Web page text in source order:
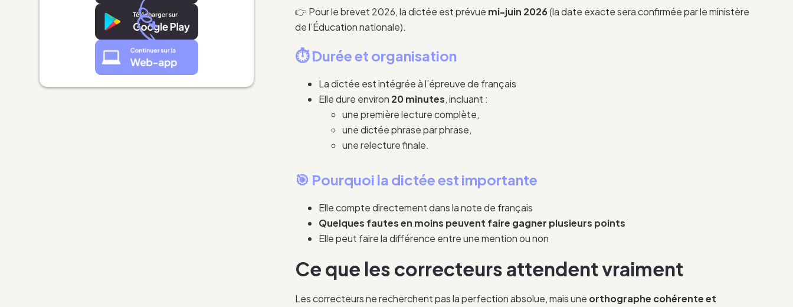
👉 Pour le brevet 2026, la dictée est prévue mi-juin 2026(la date exacte sera confirmée par le ministère
de l’Éducation nationale).
⏱️ Durée et organisation
La dictée est intégrée à l’épreuve de français
Elle dure environ 20 minutes, incluant :
une première lecture complète,
une dictée phrase par phrase,
une relecture finale.
🎯 Pourquoi la dictée est importante
Elle compte directement dans la note de français
Quelques fautes en moins peuvent faire gagner plusieurs points
Elle peut faire la différence entre une mention ou non
Ce que les correcteurs attendent vraiment
Les correcteurs ne recherchent pas la perfection absolue, mais une orthographe cohérente et